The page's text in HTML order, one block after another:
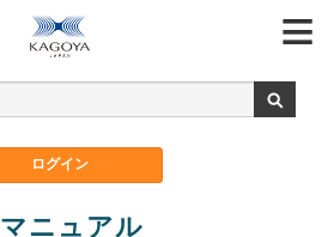
マニュアル